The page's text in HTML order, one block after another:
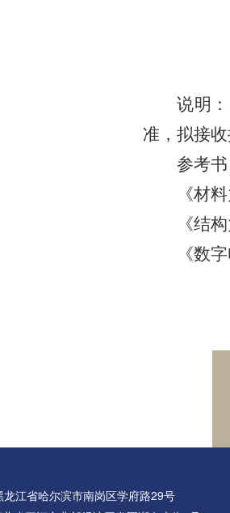
说明
准，拟接
参考
《材
《结
《数
龙江省哈尔滨市南岗区学府路29号